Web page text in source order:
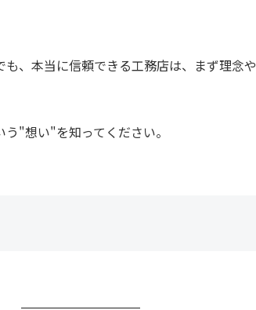
、本当に信頼できる工務店は、まず理念
"想い"を知ってください。